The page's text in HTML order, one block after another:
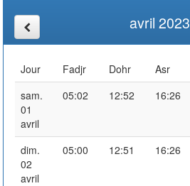
avril 2023
Jour Fadjr Dohr Asr
sam.
01
avril
05:02 12:52 16:26
dim.
02
avril
05:00 12:51 16:26